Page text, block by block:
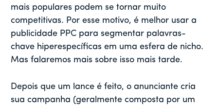
mais populares podem se tornar muito
competitivas. Por esse motivo, é melhor usar a
publicidade PPC para segmentar palavras-
chave hiperespecíficas em uma esfera de nicho.
Mas falaremos mais sobre isso mais tarde.
Depois que um lance é feito, o anunciante cria
sua campanha (geralmente composta por um